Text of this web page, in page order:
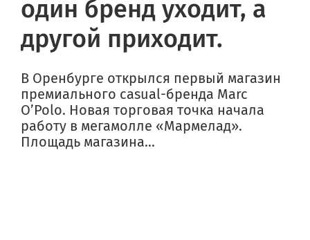
один бренд уходит, а
другой приходит.
В Оренбурге открылся первый магазин
премиального casual-бренда Marc
O’Polo. Новая торговая точка начала
работу в мегамолле «Мармелад».
Площадь магазина...